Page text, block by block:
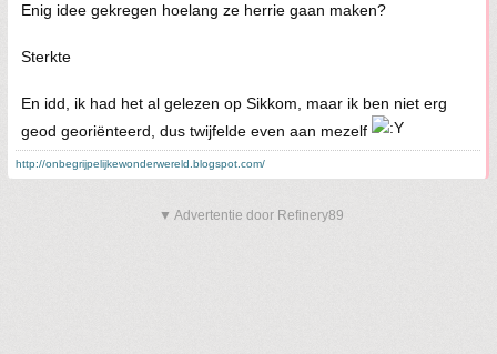
Enig idee gekregen hoelang ze herrie gaan maken?
Sterkte
En idd, ik had het al gelezen op Sikkom, maar ik ben niet erg
geod georiënteerd, dus twijfelde even aan mezelf
http://onbegrijpelijkewonderwereld.blogspot.com/
▼ Advertentie door Refinery89